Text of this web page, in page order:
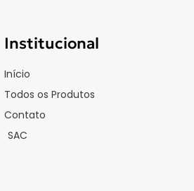
Institucional
Início
Todos os Produtos
Contato
SAC